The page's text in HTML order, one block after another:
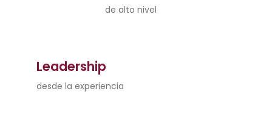
de alto nivel
Leadership
desde la experiencia